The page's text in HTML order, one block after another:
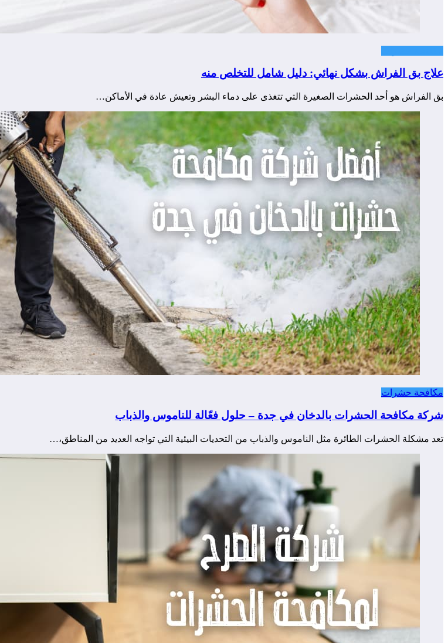
علاج بق الفراش بشكل نهائي: دليل شامل للتخلص منه
بق الفراش هو أحد الحشرات الصغيرة التي تتغذى على دماء البشر وتعيش عادة في الأماكن…
مكافحة حشرات
شركة مكافحة الحشرات بالدخان في جدة – حلول فعّالة للناموس والذباب
تعد مشكلة الحشرات الطائرة مثل الناموس والذباب من التحديات البيئية التي تواجه العديد من المناطق،…